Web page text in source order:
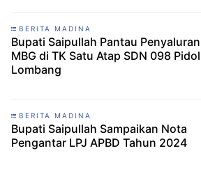
BERITA MADINA
Bupati Saipullah Pantau Penyaluran
MBG di TK Satu Atap SDN 098
Lombang
BERITA MADINA
Bupati Saipullah Sampaikan Nota
Pengantar LPJ APBD Tahun 2024